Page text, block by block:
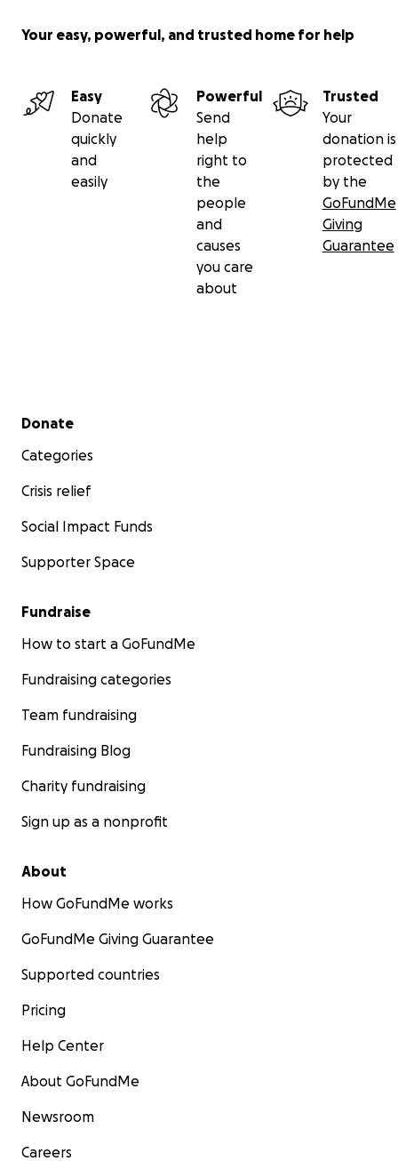
Your easy, powerful, and trusted home for help
Easy
Donate
quickly
and
easily
Powerful
Send
help
right to
the
people
and
causes
you care
about
Trusted
Your
donation is
protected
by the
GoFundMe
Giving
Guarantee
Secondary menu
Donate
Categories
Crisis relief
Social Impact Funds
Supporter Space
Fundraise
How to start a GoFundMe
Fundraising categories
Team fundraising
Fundraising Blog
Charity fundraising
Sign up as a nonprofit
About
How GoFundMe works
GoFundMe Giving Guarantee
Supported countries
Pricing
Help Center
About GoFundMe
Newsroom
Careers